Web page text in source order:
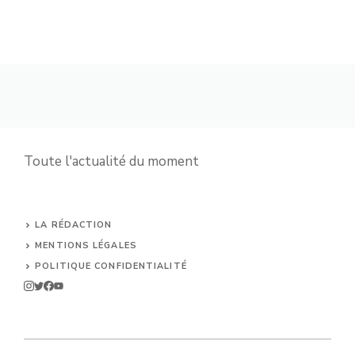
Toute l'actualité du moment
LA RÉDACTION
MENTIONS LÉGALES
POLITIQUE CONFIDENTIALITÉ